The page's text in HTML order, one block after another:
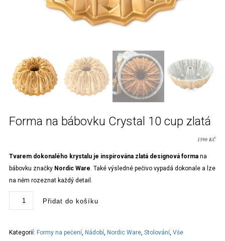
Forma na bábovku Crystal 10 cup zlatá
1590KČ
Tvarem dokonalého krystalu je inspirována zlatá designová formana
bábovku značky Nordic Ware. Také výsledné pečivo vypadá dokonale a lze
na něm rozeznat každý detail.
bábovku
cup
zlatá
Přidat do košíku
Kategorií: Formy na pečení, Nádobí, Nordic Ware, Stolování, Vše